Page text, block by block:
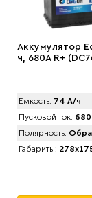
Аккумулятор
ч, 680A R+
Емкость: 74 А/ч
Пусковой ток:
Полярность:
Габариты: